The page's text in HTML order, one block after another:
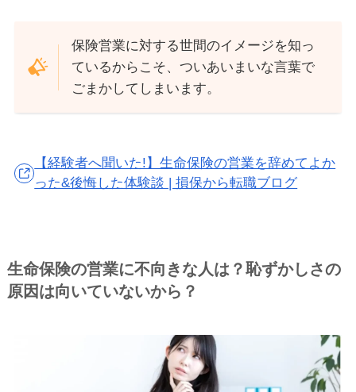
保険営業に対する世間のイメージを知っ
ているからこそ、ついあいまいな言葉で
ごまかしてしまいます。
【経験者へ聞いた!】生命保険の営業を辞めてよか
った&後悔した体験談 | 損保から転職ブログ
生命保険の営業に不向きな人は？恥ずかしさの
原因は向いていないから？